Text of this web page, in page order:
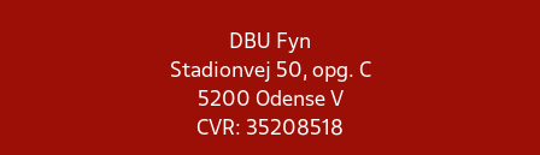
DBU Fyn
Stadionvej 50, opg. C
5200 Odense V
CVR: 35208518